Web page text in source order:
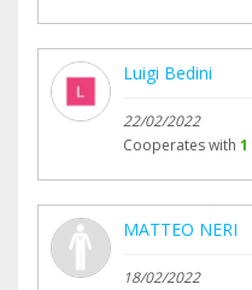
Luigi Bedini
22/02/2022
Cooperates with 1
MATTEO NERI
18/02/2022